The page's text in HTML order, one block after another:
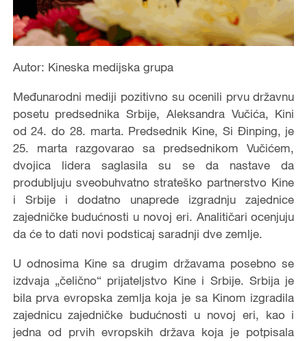
Autor: Kineska medijska grupa
Međunarodni mediji pozitivno su ocenili prvu državnu
posetu predsednika Srbije, Aleksandra Vučića, Kini
od 24. do 28. marta. Predsednik Kine, Si Đinping, je
25. marta razgovarao sa predsednikom Vučićem,
dvojica lidera saglasila su se da nastave da
produbljuju sveobuhvatno strateško partnerstvo Kine
i Srbije i dodatno unaprede izgradnju zajednice
zajedničke budućnosti u novoj eri. Analitičari ocenjuju
da će to dati novi podsticaj saradnji dve zemlje.
U odnosima Kine sa drugim državama posebno se
izdvaja „čelično“ prijateljstvo Kine i Srbije. Srbija je
bila prva evropska zemlja koja je sa Kinom izgradila
zajednicu zajedničke budućnosti u novoj eri, kao i
jedna od prvih evropskih država koja je potpisala